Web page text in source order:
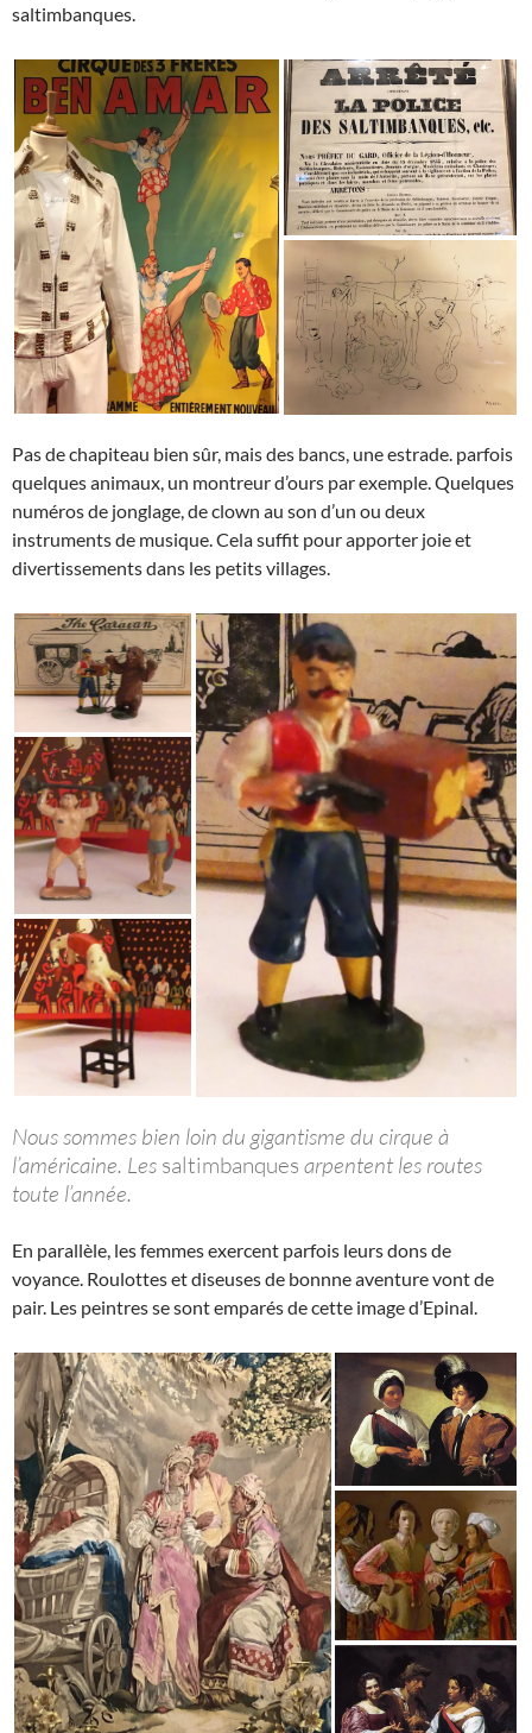
saltimbanques.
Pas de chapiteau bien sûr, mais des bancs, une estrade. parfois
quelques animaux, un montreur d’ours par exemple. Quelques
numéros de jonglage, de clown au son d’un ou deux
instruments de musique. Cela suffit pour apporter joie et
divertissements dans les petits villages.
Nous sommes bien loin du gigantisme du cirque à
l’américaine. Les saltimbanques arpentent les routes
toute l’année.
En parallèle, les femmes exercent parfois leurs dons de
voyance. Roulottes et diseuses de bonnne aventure vont de
pair. Les peintres se sont emparés de cette image d’Epinal.